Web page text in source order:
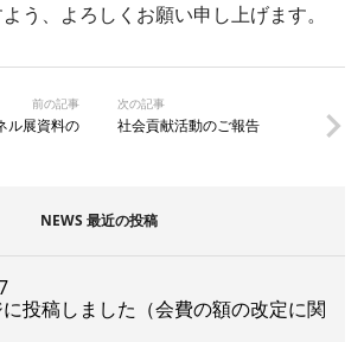
う、よろしくお願い申し上げます。
前の記事
ル展資料の
次の記事
社会貢献活動のご報告
NEWS 最近の投稿
投稿しました（会費の額の改定に関